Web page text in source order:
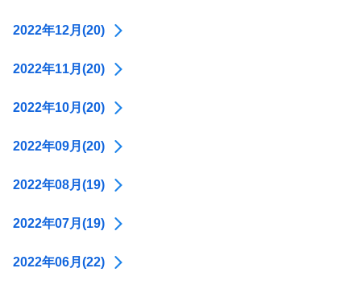
2022年12月(20)
2022年11月(20)
2022年10月(20)
2022年09月(20)
2022年08月(19)
2022年07月(19)
2022年06月(22)